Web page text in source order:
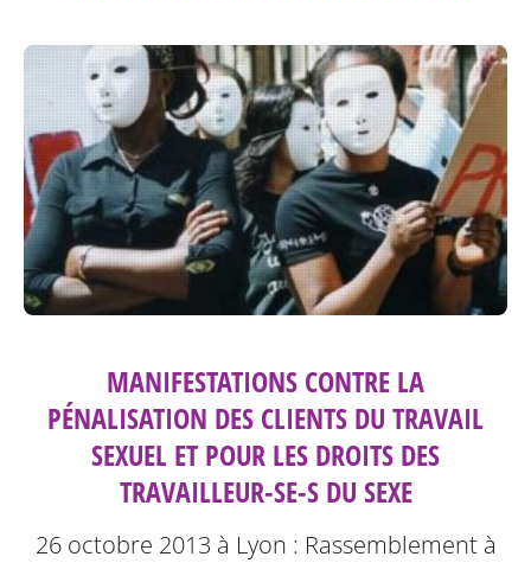
MANIFESTATIONS CONTRE LA
PÉNALISATION DES CLIENTS DU TRAVAIL
SEXUEL ET POUR LES DROITS DES
TRAVAILLEUR-SE-S DU SEXE
26 octobre 2013 à Lyon : Rassemblement à